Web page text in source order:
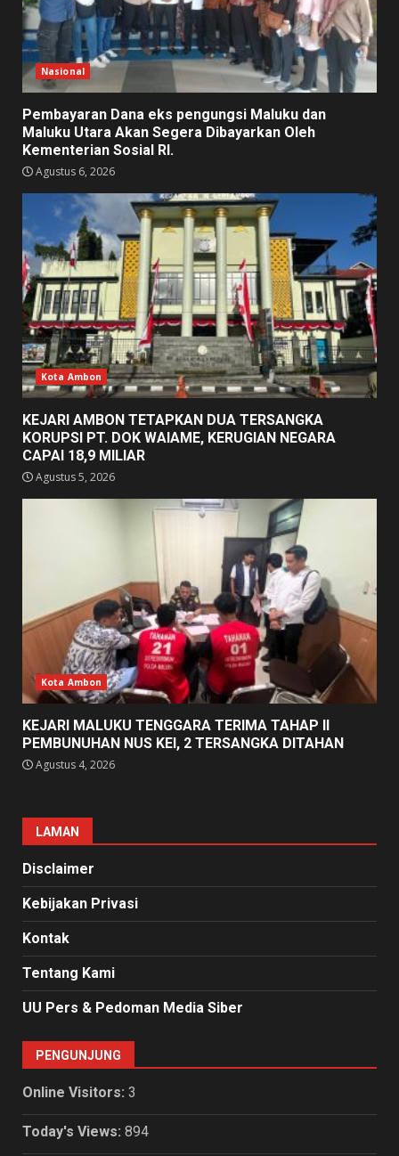
Nasional
Pembayaran Dana eks pengungsi Maluku dan
Maluku Utara Akan Segera Dibayarkan Oleh
Kementerian Sosial RI.
Agustus 6, 2026
Kota Ambon
KEJARI AMBON TETAPKAN DUA TERSANGKA
KORUPSI PT. DOK WAIAME, KERUGIAN NEGARA
CAPAI 18,9 MILIAR
Agustus 5, 2026
Kota Ambon
KEJARI MALUKU TENGGARA TERIMA TAHAP II
PEMBUNUHAN NUS KEI, 2 TERSANGKA DITAHAN
Agustus 4, 2026
LAMAN
Disclaimer
Kebijakan Privasi
Kontak
Tentang Kami
UU Pers & Pedoman Media Siber
PENGUNJUNG
Online Visitors: 3
Today's Views: 894